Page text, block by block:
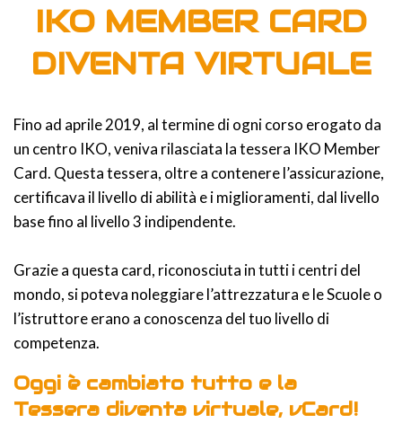
IKO MEMBER CARD
DIVENTA VIRTUALE
Fino ad aprile 2019, al termine di ogni corso erogato da
un centro IKO, veniva rilasciata la tessera IKO Member
Card. Questa tessera, oltre a contenere l’assicurazione,
certificava il livello di abilità e i miglioramenti, dal livello
base fino al livello 3 indipendente.
Grazie a questa card, riconosciuta in tutti i centri del
mondo, si poteva noleggiare l’attrezzatura e le Scuole o
l’istruttore erano a conoscenza del tuo livello di
competenza.
Oggi è cambiato tutto e la
Tessera diventa virtuale, vCard!